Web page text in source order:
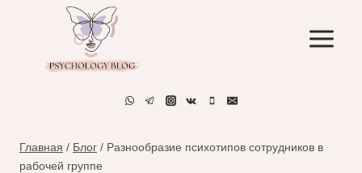
содержимому
Главная / Блог / Разнообразие психотипов сотрудников в
рабочей группе